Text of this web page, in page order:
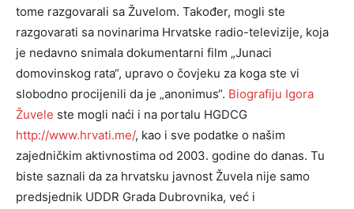
tome razgovarali sa Žuvelom. Također, mogli ste
razgovarati sa novinarima Hrvatske radio-televizije, koja
je nedavno snimala dokumentarni film „Junaci
domovinskog rata“, upravo o čovjeku za koga ste vi
slobodno procijenili da je „anonimus“. Biografiju Igora
Žuvele ste mogli naći i na portalu HGDCG
http://www.hrvati.me/, kao i sve podatke o našim
zajedničkim aktivnostima od 2003. godine do danas. Tu
biste saznali da za hrvatsku javnost Žuvela nije samo
predsjednik UDDR Grada Dubrovnika, već i